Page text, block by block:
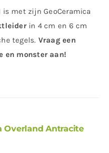
is met zijn GeoCeramica
in 4 cm en 6 cm
tegels. Vraag een
en monster aan!
Overland Antracite